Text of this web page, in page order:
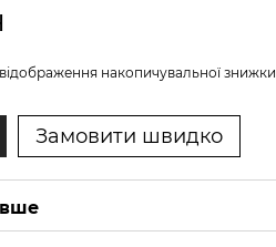
накопичувальної знижки
Замовити швидко